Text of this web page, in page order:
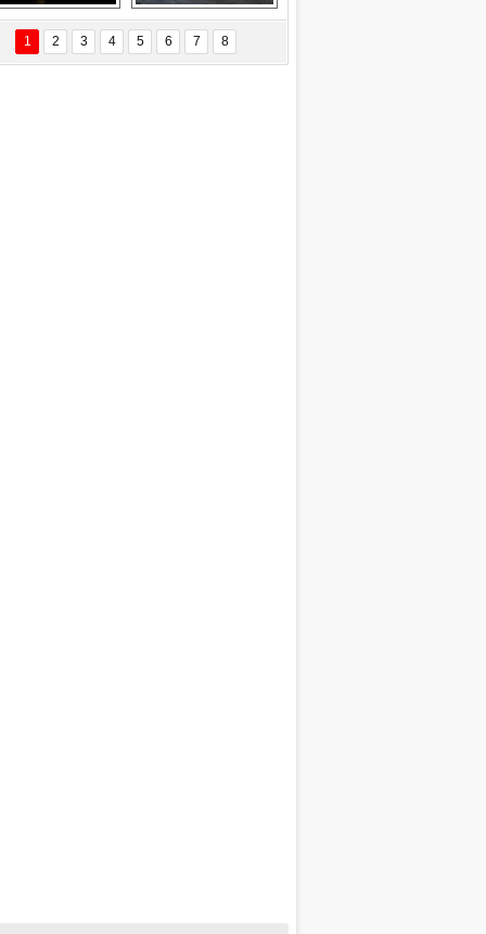
ÖZYANIK
Değişti?
Delta uçağına
yıldırım çarptı
Ford Focus RS
(2015)
1 2 3 4 5 6 7 8